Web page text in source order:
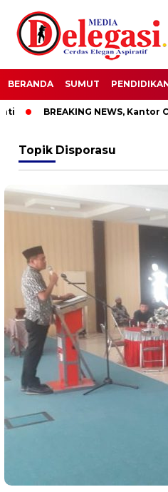
BERANDA SUMUT
BREAKING NEWS, Kantor
Topik Disporasu